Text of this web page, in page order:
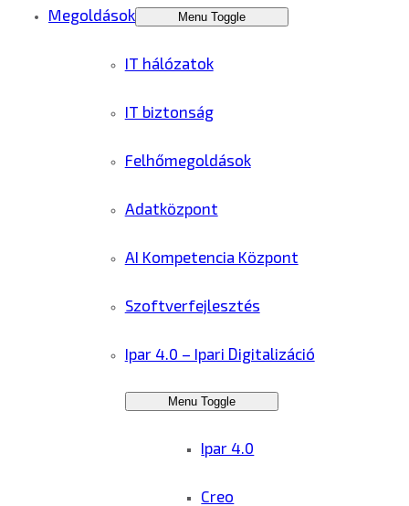
Megoldások Menu Toggle
IT hálózatok
IT biztonság
Felhőmegoldások
Adatközpont
AI Kompetencia Központ
Szoftverfejlesztés
Ipar 4.0 – Ipari Digitalizáció
Menu Toggle
Ipar 4.0
Creo